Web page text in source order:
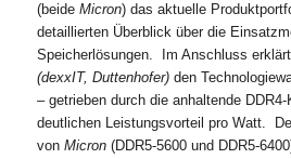
(beide Micron) das aktuelle
detaillierten Überblick über die
Speicherlösungen. ​ Im Anschluss
(dexxIT, Duttenhofer)den
– getrieben durch die anhaltende
deutlichen Leistungsvorteil pro Watt.
von Micron (DDR5-5600 und DDR5-